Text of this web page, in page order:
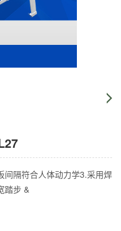
间隔符合人体动力学3.采用焊
踏步 &